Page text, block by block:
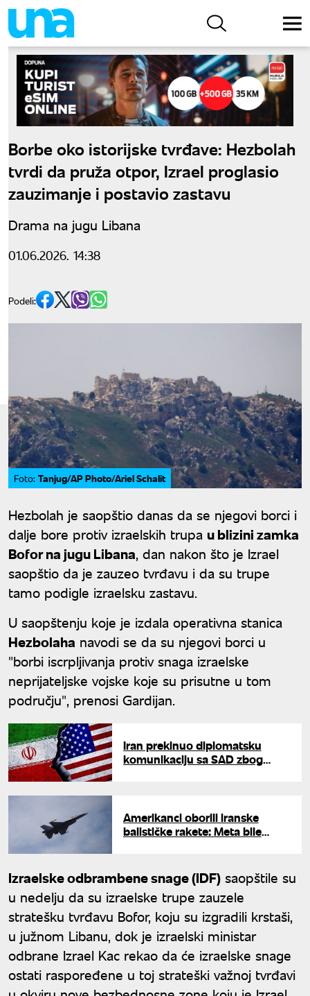
Borbe oko istorijske tvrđave: Hezbolah
tvrdi da pruža otpor, Izrael proglasio
zauzimanje i postavio zastavu
Drama na jugu Libana
01.06.2026. 14:38
Podeli:
Foto: Tanjug/AP Photo/Ariel Schalit
Hezbolah je saopštio danas da se njegovi borci i
dalje bore protiv izraelskih trupa u blizini zamka
Bofor na jugu Libana, dan nakon što je Izrael
saopštio da je zauzeo tvrđavu i da su trupe
tamo podigle izraelsku zastavu.
U saopštenju koje je izdala operativna stanica
Hezbolaha navodi se da su njegovi borci u
"borbi iscrpljivanja protiv snaga izraelske
neprijateljske vojske koje su prisutne u tom
području", prenosi Gardijan.
Iran prekinuo diplomatsku
komunikaciju sa SAD zbog
Amerikanci oborili iranske
balističke rakete: Meta bile
Izraelske odbrambene snage (IDF) saopštile su
u nedelju da su izraelske trupe zauzele
stratešku tvrđavu Bofor, koju su izgradili krstaši,
u južnom Libanu, dok je izraelski ministar
odbrane Izrael Kac rekao da će izraelske snage
ostati raspoređene u toj strateški važnoj tvrđavi